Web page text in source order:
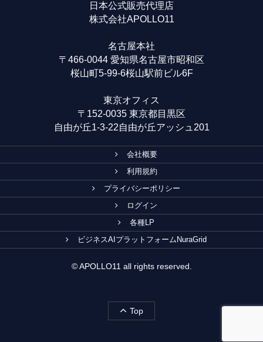
日本公式販売代理店
株式会社APOLLO11
名古屋本社
〒466-0044 愛知県名古屋市昭和区
桜山町5-99-6桜山駅前ビル6F
東京オフィス
〒152-0035 東京都目黒区
自由が丘1-3-22自由が丘アッシュ201
会社概要
利用規約
プライバシーポリシー
ログイン
各種LP
ビジネスAIプラットフォームNuraGrid
© APOLLO11 all rights reserved.
Top